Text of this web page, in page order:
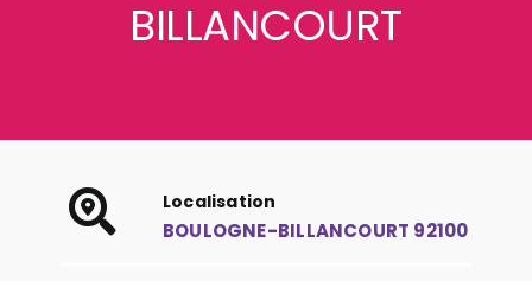
BILLANCOURT
Localisation
BOULOGNE-BILLANCOURT 92100